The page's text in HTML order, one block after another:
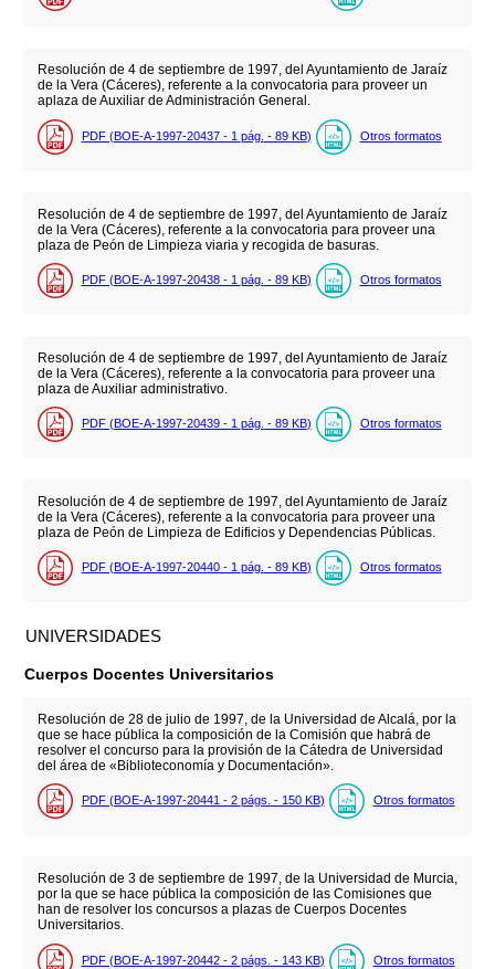
Resolución de 4 de septiembre de 1997, del Ayuntamiento de Jaraíz
de la Vera (Cáceres), referente a la convocatoria para proveer un
aplaza de Auxiliar de Administración General.
PDF (BOE-A-1997-20437 - 1 pág. - 89 KB) Otros formatos
Resolución de 4 de septiembre de 1997, del Ayuntamiento de Jaraíz
de la Vera (Cáceres), referente a la convocatoria para proveer una
plaza de Peón de Limpieza viaria y recogida de basuras.
PDF (BOE-A-1997-20438 - 1 pág. - 89 KB) Otros formatos
Resolución de 4 de septiembre de 1997, del Ayuntamiento de Jaraíz
de la Vera (Cáceres), referente a la convocatoria para proveer una
plaza de Auxiliar administrativo.
PDF (BOE-A-1997-20439 - 1 pág. - 89 KB) Otros formatos
Resolución de 4 de septiembre de 1997, del Ayuntamiento de Jaraíz
de la Vera (Cáceres), referente a la convocatoria para proveer una
plaza de Peón de Limpieza de Edificios y Dependencias Públicas.
PDF (BOE-A-1997-20440 - 1 pág. - 89 KB) Otros formatos
UNIVERSIDADES
Cuerpos Docentes Universitarios
Resolución de 28 de julio de 1997, de la Universidad de Alcalá, por la
que se hace pública la composición de la Comisión que habrá de
resolver el concurso para la provisión de la Cátedra de Universidad
del área de «Biblioteconomía y Documentación».
PDF (BOE-A-1997-20441 - 2 págs. - 150 KB) Otros formatos
Resolución de 3 de septiembre de 1997, de la Universidad de Murcia,
por la que se hace pública la composición de las Comisiones que
han de resolver los concursos a plazas de Cuerpos Docentes
Universitarios.
PDF (BOE-A-1997-20442 - 2 págs. - 143 KB) Otros formatos